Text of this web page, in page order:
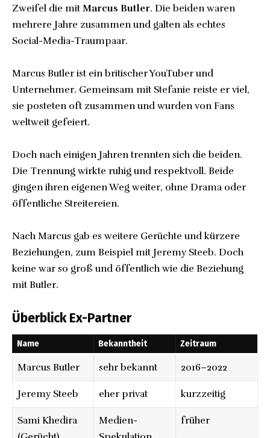
Zweifel die mitMarcus Butler. Die beiden waren
mehrere Jahre zusammen und galten als echtes
Social-Media-Traumpaar.
Marcus Butler ist ein britischer YouTuber und
Unternehmer. Gemeinsam mit Stefanie reiste er viel,
sie posteten oft zusammen und wurden von Fans
weltweit gefeiert.
Doch nach einigen Jahren trennten sich die beiden.
Die Trennung wirkte ruhig und respektvoll. Beide
gingen ihren eigenen Weg weiter, ohne Drama oder
öffentliche Streitereien.
Nach Marcus gab es weitere Gerüchte und kürzere
Beziehungen, zum Beispiel mit Jeremy Steeb. Doch
keine war so groß und öffentlich wie die Beziehung
mit Butler.
Überblick Ex-Partner
Name Bekanntheit Zeitraum
Marcus Butler sehr bekannt 2016–2022
Jeremy Steeb eher privat kurzzeitig
Sami Khedira
Medien-
früher